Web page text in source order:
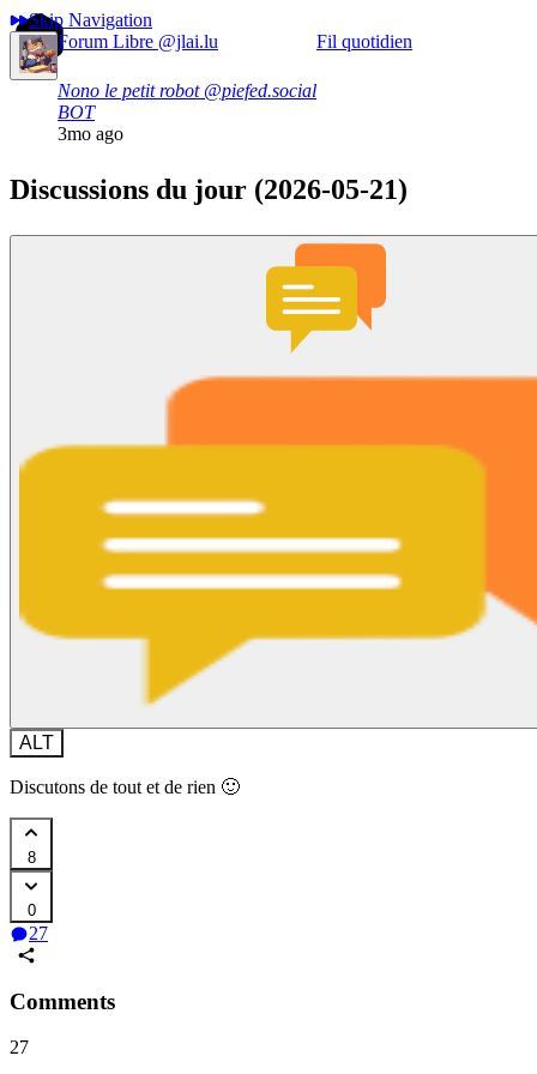
Skip Navigation
Forum Libre @jlai.lu
Nono le petit robot @piefed.social
BOT
3mo ago
Fil quotidien
Discussions du jour (2026-05-21)
ALT
Discutons de tout et de rien 🙂
8
0
27
Comments
27